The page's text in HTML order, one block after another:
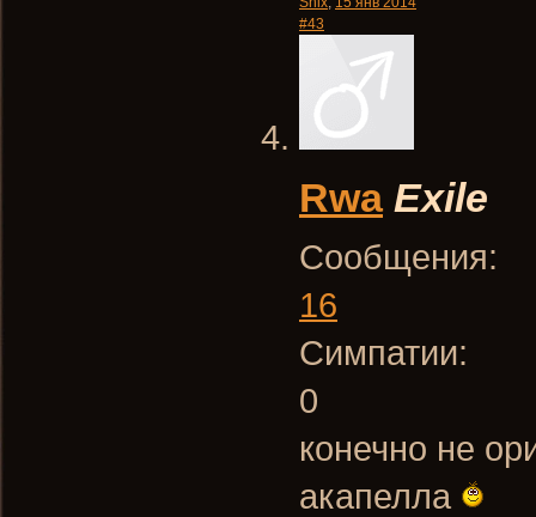
#43
Rwa Exile
Сообщения:
16
Симпатии:
0
конечно не
акапелла